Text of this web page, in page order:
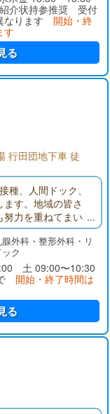
介状持参推奨 受付
なります 開始・終
す
る
行田団地下車 徒
種、人間ドック、
す。地域の皆さ
努力を重ねてまい
い。
外科・整形外科・リ
ク
土 09:00〜10:30
開始・終了時間は
る